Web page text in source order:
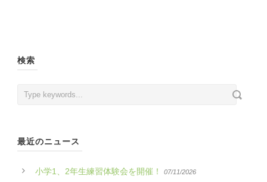
検索
最近のニュース
小学1、2年生練習体験会を開催！ 07/11/2026